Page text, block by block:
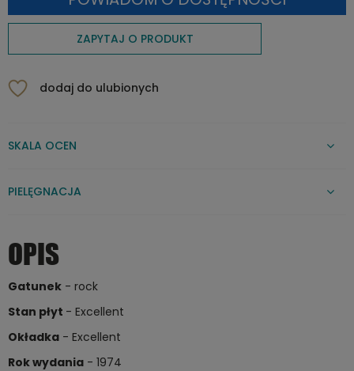
ZAPYTAJ O PRODUKT
dodaj do ulubionych
SKALA OCEN
PIELĘGNACJA
OPIS
Gatunek - rock
Stan płyt - Excellent
Okładka - Excellent
Rok wydania - 1974